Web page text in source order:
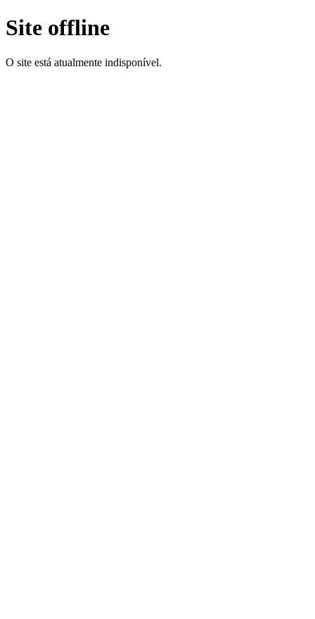
Site offline
O site está atualmente indisponível.